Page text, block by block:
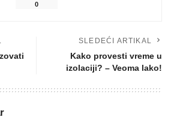
0
SLEDEĆI ARTIKAL
Kako provesti vreme u
izolaciji? – Veoma lako!